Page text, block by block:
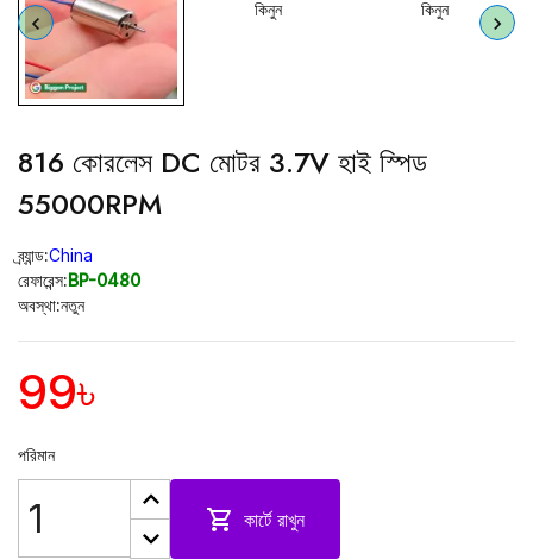
816 কোরলেস DC মোটর 3.7V হাই স্পিড
55000RPM
ব্র্যান্ড:China
রেফারেন্স:BP-0480
অবস্থা:নতুন
99৳
পরিমান
 কার্টে রাখুন